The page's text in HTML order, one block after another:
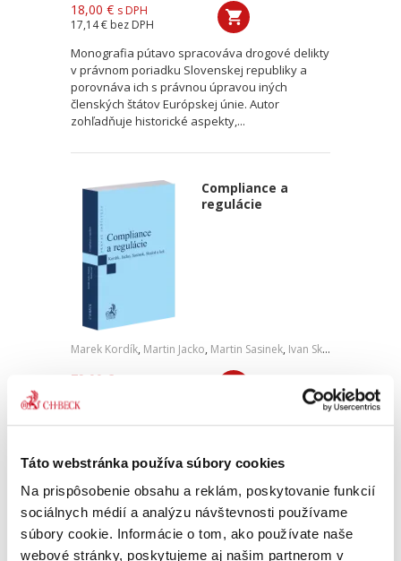
Táto webstránka používa súbory cookies
Na prispôsobenie obsahu a reklám, poskytovanie funkcií
sociálnych médií a analýzu návštevnosti používame
súbory cookie. Informácie o tom, ako používate naše
webové stránky, poskytujeme aj našim partnerom v
18,00 € s DPH
17,14 € bez DPH
Monografia pútavo spracováva drogové delikty
v právnom poriadku Slovenskej republiky a
porovnáva ich s právnou úpravou iných
členských štátov Európskej únie. Autor
zohľadňuje historické aspekty,...
Compliance a
regulácie
Marek Kordík, Martin Jacko, Martin Sasinek, Ivan Skaloš
79,00 €
Predkladané odborné dielo predstavuje
monografiu, ktorá prináša ucelený súbor
informácií, poznatkov a odborných názorov v
oblasti compliance. Obsahuje podrobné...
Vybrané